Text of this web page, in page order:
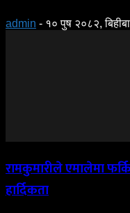
admin - १० पुष २०८२,
रामकुमारीले एमालेमा
हार्दिकता